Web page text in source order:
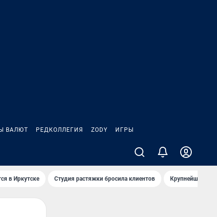
ВАЛЮТ РЕДКОЛЛЕГИЯ ZODY ИГРЫ
в Иркутске Студия растяжки бросила клиентов Крупнейшие